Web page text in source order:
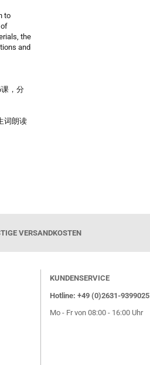
to
of
the
and
，分
词朗读
VERSANDKOSTEN
KUNDENSERVICE
Hotline: +49 (0)2631-9399025
Mo - Fr von 08:00 - 16:00 Uhr